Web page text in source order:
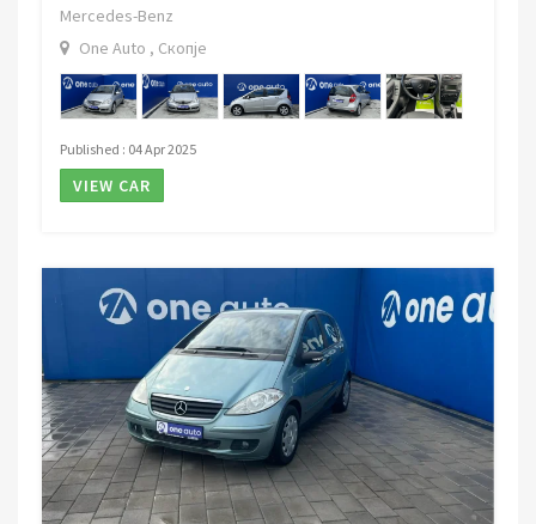
Mercedes-Benz
One Auto , Скопје
Published : 04 Apr 2025
VIEW CAR